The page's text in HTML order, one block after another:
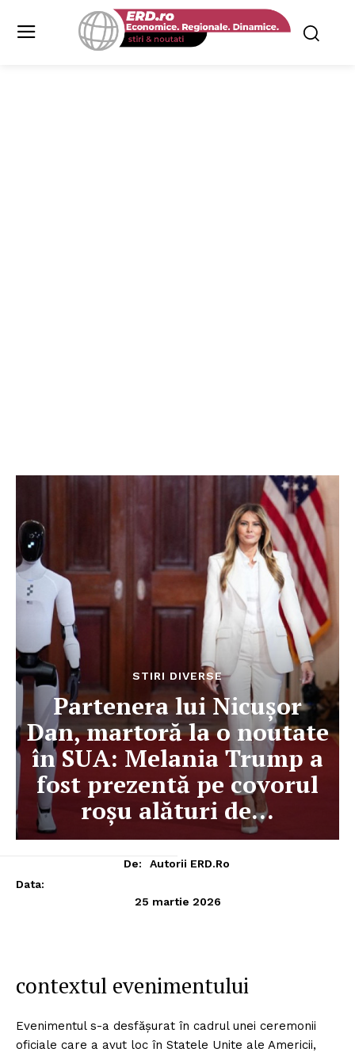
STIRI DIVERSE
Partenera lui Nicușor
Dan, martoră la o noutate
în SUA: Melania Trump a
fost prezentă pe covorul
roșu alături de…
De:
Autorii ERD.ro
Data:
25 martie 2026
contextul evenimentului
Evenimentul s-a desfășurat în cadrul unei ceremonii
oficiale care a avut loc în Statele Unite ale Americii,